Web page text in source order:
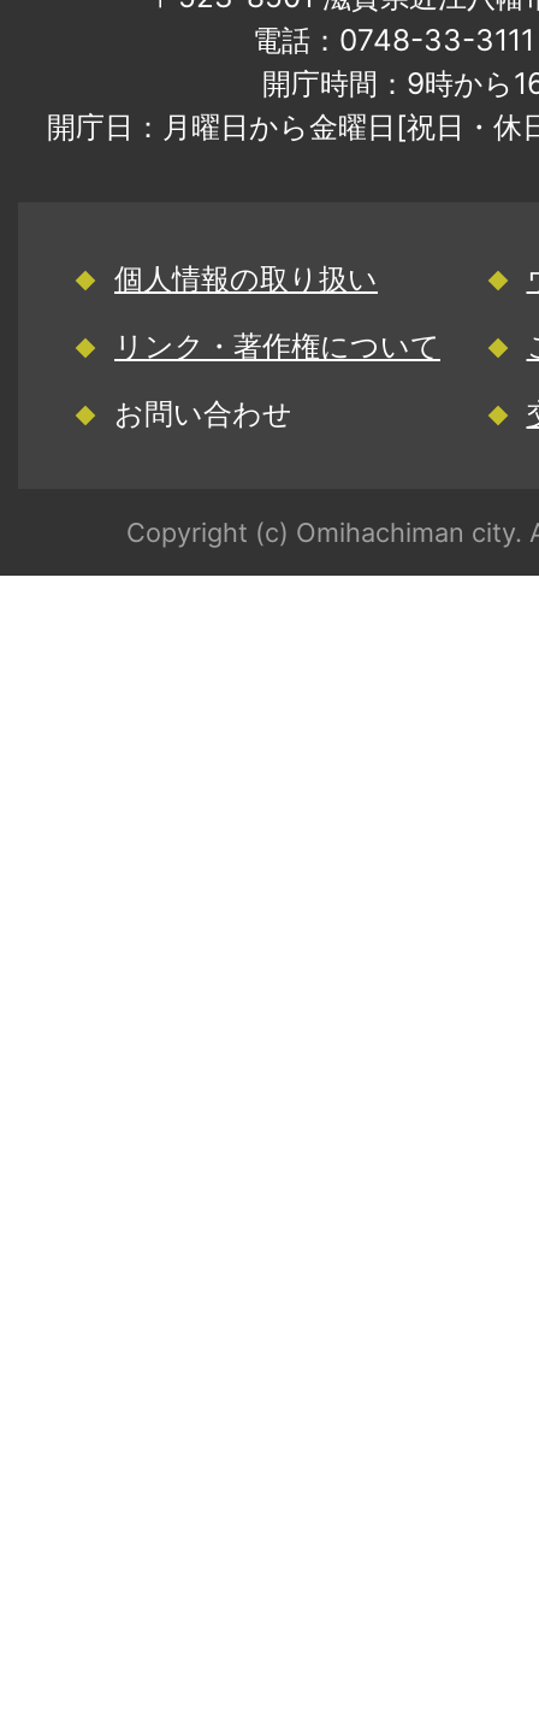
電話：0748-33-
開庁時間：9時から
開庁日：月曜日から金曜日[祝日・
個人情報の取り扱い
リンク・著作権について
お問い合わせ
Copyright (c) Omihachiman city.